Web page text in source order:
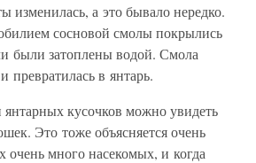
изменилась, а это бывало нередко.
сосновой смолы покрылись
были затоплены водой. Смола
превратилась в янтарь.
янтарных кусочков можно увидеть
Это тоже объясняется очень
очень много насекомых, и когда